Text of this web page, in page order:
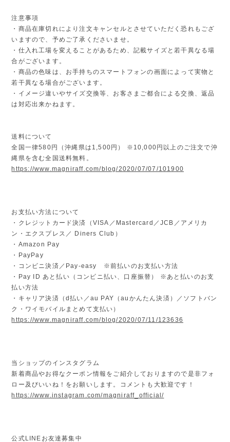
注意事項
・商品在庫切れにより注文キャンセルとさせていただく恐れもござ
いますので、予めご了承くださいませ。
・仕入れ工場を変えることがあるため、記載サイズと若干異なる場
合がございます。
・商品の色味は、お手持ちのスマートフォンの画面によって実物と
若干異なる場合がございます。
・イメージ違いやサイズ交換等、お客さまご都合による交換、返品
は対応出来かねます。
送料について
全国一律580円（沖縄県は1,500円） ※10,000円以上のご注文で沖
縄県を含む全国送料無料。
https://www.magniraff.com/blog/2020/07/07/101900
お支払い方法について
・クレジットカード決済（VISA／Mastercard／JCB／アメリカ
ン・エクスプレス／ Diners Club）
・Amazon Pay
・PayPay
・コンビニ決済／Pay-easy ※前払いのお支払い方法
・Pay ID あと払い（コンビニ払い、口座振替） ※あと払いのお支
払い方法
・キャリア決済（d払い／au PAY（auかんたん決済）／ソフトバン
ク・ワイモバイルまとめて支払い）
https://www.magniraff.com/blog/2020/07/11/123636
当ショップのインスタグラム
新着商品やお得なクーポン情報をご紹介しておりますので是非フォ
ロー及びいいね！をお願いします。コメントも大歓迎です！
https://www.instagram.com/magniraff_official/
公式LINEお友達募集中